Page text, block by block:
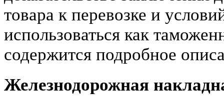
товара к перевозке и
использоваться как
содержится подробное
Железнодорожная